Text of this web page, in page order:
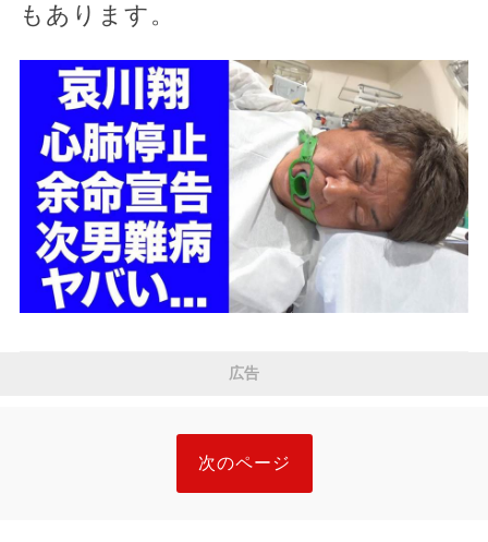
もあります。
広告
次のページ